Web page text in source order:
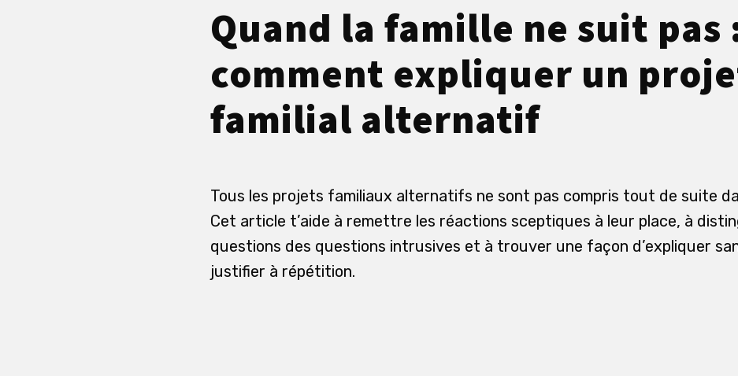
Quand la famille ne suit pas
comment expliquer un
familial alternatif
Tous les projets familiaux alternatifs ne sont pas compris tout de suite
Cet article t’aide à remettre les réactions sceptiques à leur place, à
questions des questions intrusives et à trouver une façon d’expliquer
justifier à répétition.